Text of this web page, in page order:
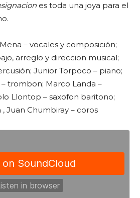
es toda una joya para el
– vocales y composición;
arreglo y direccion musical;
Junior Torpoco – piano;
– trombon; Marco Landa –
Llontop – saxofon baritono;
Juan Chumbiray – coros